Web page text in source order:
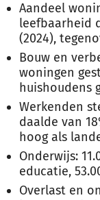
Aandeel
leefbaarheid
(2024),
Bouw en
woningen
huishoudens
Werkenden
daalde van
hoog als
Onderwijs:
educatie,
Overlast en